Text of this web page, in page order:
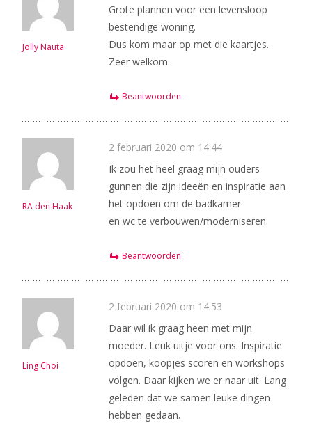
Jolly Nauta
Grote plannen voor een levensloop
bestendige woning.
Dus kom maar op met die kaartjes.
Zeer welkom.
Beantwoorden
RA den Haak
2 februari 2020 om 14:44
Ik zou het heel graag mijn ouders
gunnen die zijn ideeën en inspiratie aan
het opdoen om de badkamer
en wc te verbouwen/moderniseren.
Beantwoorden
Ling Choi
2 februari 2020 om 14:53
Daar wil ik graag heen met mijn
moeder. Leuk uitje voor ons. Inspiratie
opdoen, koopjes scoren en workshops
volgen. Daar kijken we er naar uit. Lang
geleden dat we samen leuke dingen
hebben gedaan.